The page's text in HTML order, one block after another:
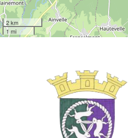
2 km
1 mi